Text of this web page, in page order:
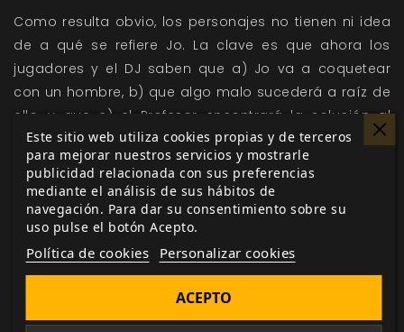
Como resulta obvio, los personajes no tienen ni idea
de a qué se refiere Jo. La clave es que ahora los
jugadores y el DJ saben que a) Jo va a coquetear
con un hombre, b) que algo malo sucederá a raíz de
ello, y que c) el Profesor encontrará la solución al
problema.
Otro ejemplo más, con una escena retrospectiva:
Confesionario con salto temporal
Mitch usa su derecho al confesionario justo cuando
su equipo está a punto de ser aniquilado por una
jauría de gules. «Por suerte, tenía un sobre de salsa
picante que había cogido del restaurante mexicano».
La escena continúa y el personaje de Mitch usa la
Este sitio web utiliza cookies propias y de terceros
para mejorar nuestros servicios y mostrarle
publicidad relacionada con sus preferencias
mediante el análisis de sus hábitos de
navegación. Para dar su consentimiento sobre su
uso pulse el botón Acepto.
Política de cookies Personalizar cookies
ACEPTO